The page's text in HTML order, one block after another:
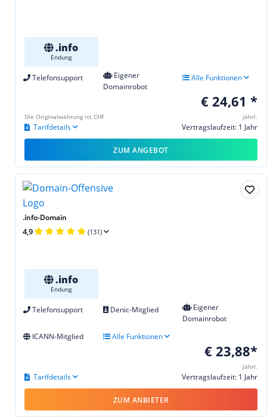
.info
Endung
Telefonsupport
Eigener
Domainrobot
Alle Funktionen
€ 24,61 *
jährl.
Vertragslaufzeit: 1 Jahr
Tarifdetails
Die Originalwährung ist CHF
ZUM ANGEBOT
.info-Domain
4,9 (131)
.info
Endung
Telefonsupport Denic-Mitglied
Eigener
Domainrobot
ICANN-Mitglied
Alle Funktionen
€ 23,88*
jährl.
Vertragslaufzeit: 1 Jahr
Tarifdetails
ZUM ANBIETER